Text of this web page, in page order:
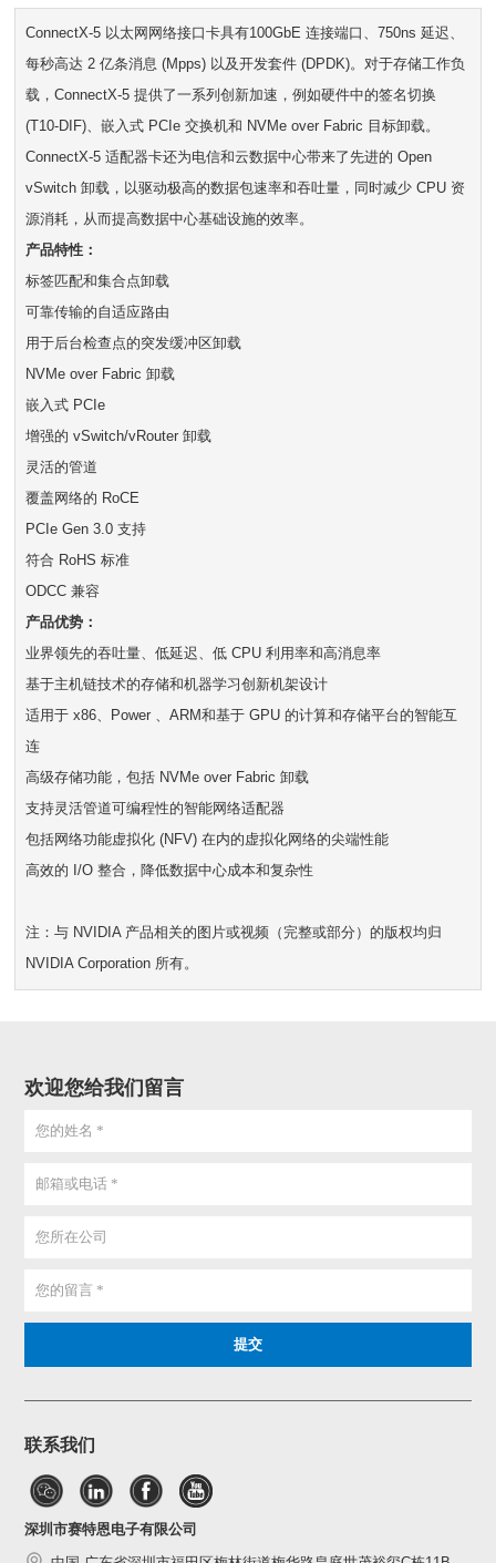
ConnectX-5 以太网网络接口卡具有100GbE 连接端口、750ns 延迟、
每秒高达 2 亿条消息 (Mpps) 以及开发套件 (DPDK)。对于存储工作负
载，ConnectX-5 提供了一系列创新加速，例如硬件中的签名切换
(T10-DIF)、嵌入式 PCIe 交换机和 NVMe over Fabric 目标卸载。
ConnectX-5 适配器卡还为电信和云数据中心带来了先进的 Open
vSwitch 卸载，以驱动极高的数据包速率和吞吐量，同时减少 CPU 资
源消耗，从而提高数据中心基础设施的效率。
产品特性：
标签匹配和集合点卸载
可靠传输的自适应路由
用于后台检查点的突发缓冲区卸载
NVMe over Fabric 卸载
嵌入式 PCIe
增强的 vSwitch/vRouter 卸载
灵活的管道
覆盖网络的 RoCE
PCIe Gen 3.0 支持
符合 RoHS 标准
ODCC 兼容
产品优势：
业界领先的吞吐量、低延迟、低 CPU 利用率和高消息率
基于主机链技术的存储和机器学习创新机架设计
适用于 x86、Power 、ARM和基于 GPU 的计算和存储平台的智能互
连
高级存储功能，包括 NVMe over Fabric 卸载
支持灵活管道可编程性的智能网络适配器
包括网络功能虚拟化 (NFV) 在内的虚拟化网络的尖端性能
高效的 I/O 整合，降低数据中心成本和复杂性
注：与 NVIDIA 产品相关的图片或视频（完整或部分）的版权均归
NVIDIA Corporation 所有。
欢迎您给我们留言
联系我们
深圳市赛特恩电子有限公司